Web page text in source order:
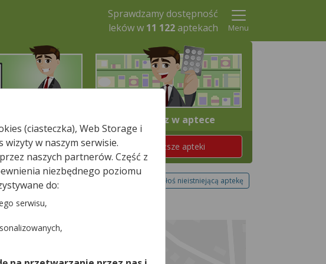
Sprawdzamy dostępność
leków w 11 122aptekach Menu
4. Odbierz w aptece
Znajdź teraz najbliższe apteki
Zgłoś nieistniejącą aptekę
(ciasteczka), Web Storage i
wizyty w naszym serwisie.
naszych partnerów. Część z
niezbędnego poziomu
do:
serwisu,